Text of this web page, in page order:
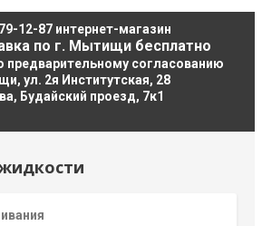
12-87интернет-магазин
г. Мытищи бесплатно
согласованию
ул. 2я Институтская, 28
Будайский проезд, 7к1